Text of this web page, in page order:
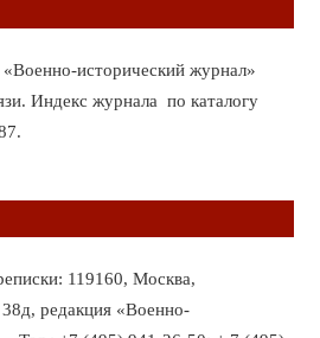
исторический журнал»
Индекс журнала по каталогу
119160, Москва,
редакция «Военно-